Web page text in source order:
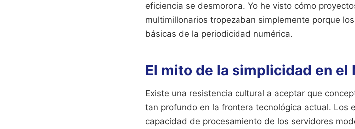
eficiencia se desmorona. Yo he visto cómo
multimillonarios tropezaban simplemente porque
básicas de la periodicidad numérica.
El mito de la simplicidad en el
Existe una resistencia cultural a aceptar que
tan profundo en la frontera tecnológica actual. Los
capacidad de procesamiento de los servidores